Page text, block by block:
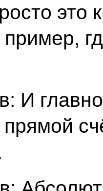
это
И